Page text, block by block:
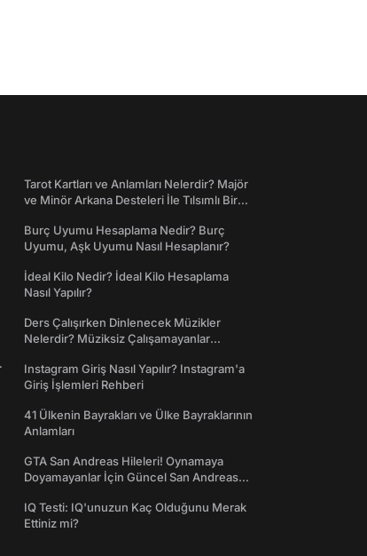
Tarot Kartları ve Anlamları Nelerdir? Majör
ve Minör Arkana Desteleri İle Tılsımlı Bir
Burç Uyumu Hesaplama Nedir? Burç
Uyumu, Aşk Uyumu Nasıl Hesaplanır?
İdeal Kilo Nedir? İdeal Kilo Hesaplama
Nasıl Yapılır?
Ders Çalışırken Dinlenecek Müzikler
Nelerdir? Müziksiz Çalışamayanlar
Instagram Giriş Nasıl Yapılır? Instagram'a
Giriş İşlemleri Rehberi
41 Ülkenin Bayrakları ve Ülke Bayraklarının
Anlamları
GTA San Andreas Hileleri! Oynamaya
Doyamayanlar İçin Güncel San Andreas
IQ Testi: IQ'unuzun Kaç Olduğunu Merak
Ettiniz mi?